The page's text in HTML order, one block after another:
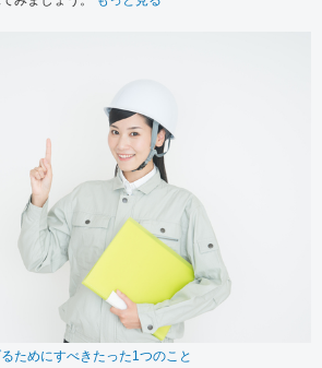
ためにすべきたった1つのこと